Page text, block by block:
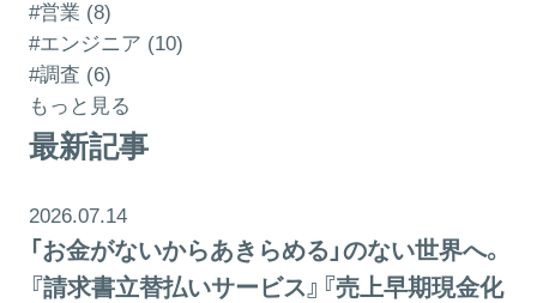
#営業 (8)
#エンジニア (10)
#調査 (6)
もっと見る
最新記事
2026.07.14
「お金がないからあきらめる」のない世界へ。
『請求書立替払いサービス』『売上早期現金化